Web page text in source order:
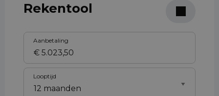
Rekentool
Aanbetaling
Looptijd